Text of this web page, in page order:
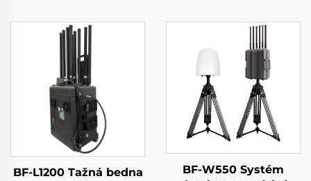
proti dronům
Přenosný detektor
signálu s dlouhým
dosahem pro FPV
dosahu v určitém
směru, rušič signálů
UAV, účinná
frekvenční ochrana
proti signálům dronů
BF-L1200 Tažná bedna
BF-W550 Systém